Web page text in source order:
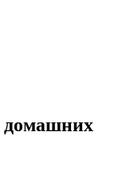
домашних